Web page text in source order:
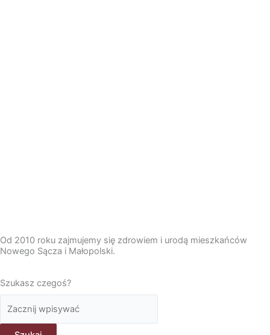
Od 2010 roku zajmujemy się zdrowiem i urodą mieszkańców
Nowego Sącza i Małopolski.
Szukasz czegoś?